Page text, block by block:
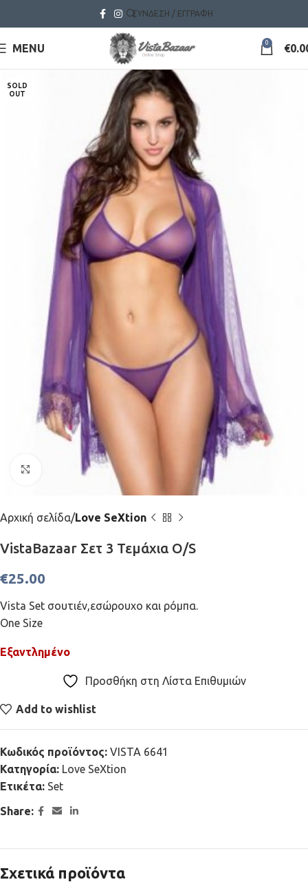
ΣΎΝΔΕΣΗ / ΕΓΓΡΑΦΉ
MENU 0 €
SOLD
OUT
Click to enlarge
Αρχική σελίδα Love SeXtion
VistaBazaar Σετ 3 Τεμάχια Ο/S
€25.00
Vista Set σουτιέν,εσώρουχο και ρόμπα.
One Size
Εξαντλημένο
Προσθήκη στη Λίστα Επιθυμιών
Add to wishlist
Κωδικός προϊόντος: VISTA 6641
Κατηγορία: Love SeXtion
Ετικέτα: Set
Share:
Σχετικά προϊόντα